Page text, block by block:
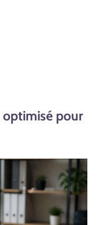
optimisé pour